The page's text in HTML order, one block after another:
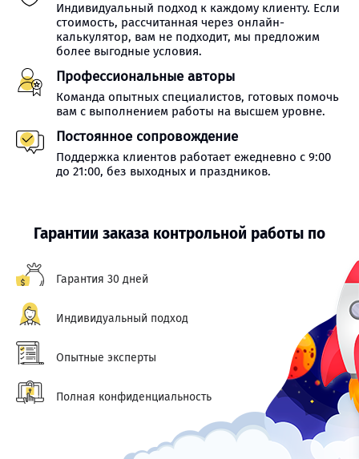
Индивидуальный подход к каждому клиенту. Если
стоимость, рассчитанная через онлайн-
калькулятор, вам не подходит, мы предложим
более выгодные условия.
Профессиональные авторы
Команда опытных специалистов, готовых помочь
вам с выполнением работы на высшем уровне.
Постоянное сопровождение
Поддержка клиентов работает ежедневно с 9:00
до 21:00, без выходных и праздников.
Гарантии заказа контрольной работы по
Гарантия 30 дней
Индивидуальный подход
Опытные эксперты
Полная конфиденциальность